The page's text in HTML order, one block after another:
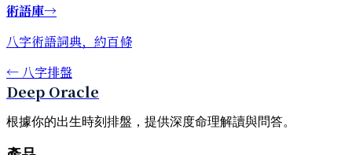
術語庫→
八字術語詞典，約百條
← 八字排盤
Deep Oracle
根據你的出生時刻排盤，提供深度命理解讀與問答。